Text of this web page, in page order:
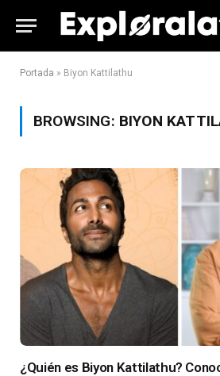
Portada » Biyon Kattilathu
BROWSING: BIYON
¿Quién es Biyon Kattilathu?